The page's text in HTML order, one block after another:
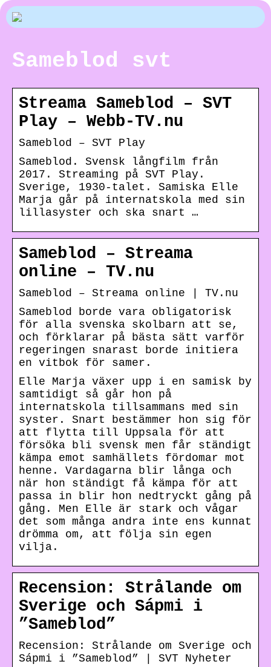
Sameblod svt
Streama Sameblod – SVT
Play – Webb-TV.nu
Sameblod – SVT Play
Sameblod. Svensk långfilm från
2017. Streaming på SVT Play.
Sverige, 1930-talet. Samiska Elle
Marja går på internatskola med sin
lillasyster och ska snart …
Sameblod – Streama
online – TV.nu
Sameblod – Streama online | TV.nu
Sameblod borde vara obligatorisk
för alla svenska skolbarn att se,
och förklarar på bästa sätt varför
regeringen snarast borde initiera
en vitbok för samer.
Elle Marja växer upp i en samisk by
samtidigt så går hon på
internatskola tillsammans med sin
syster. Snart bestämmer hon sig för
att flytta till Uppsala för att
försöka bli svensk men får ständigt
kämpa emot samhällets fördomar mot
henne. Vardagarna blir långa och
när hon ständigt få kämpa för att
passa in blir hon nedtryckt gång på
gång. Men Elle är stark och vågar
det som många andra inte ens kunnat
drömma om, att följa sin egen
vilja.
Recension: Strålande om
Sverige och Sápmi i
”Sameblod”
Recension: Strålande om Sverige och
Sápmi i ”Sameblod” | SVT Nyheter